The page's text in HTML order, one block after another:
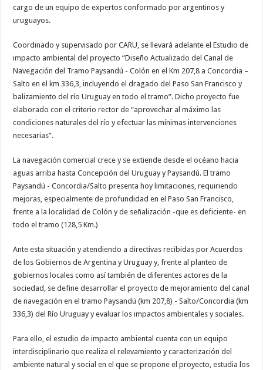
cargo de un equipo de expertos conformado por argentinos y
uruguayos.
Coordinado y supervisado por CARU, se llevará adelante el Estudio de
impacto ambiental del proyecto “Diseño Actualizado del Canal de
Navegación del Tramo Paysandú - Colón en el Km 207,8 a Concordia –
Salto en el km 336,3, incluyendo el dragado del Paso San Francisco y
balizamiento del río Uruguay en todo el tramo”. Dicho proyecto fue
elaborado con el criterio rector de “aprovechar al máximo las
condiciones naturales del río y efectuar las mínimas intervenciones
necesarias”.
La navegación comercial crece y se extiende desde el océano hacia
aguas arriba hasta Concepción del Uruguay y Paysandú. El tramo
Paysandú - Concordia/Salto presenta hoy limitaciones, requiriendo
mejoras, especialmente de profundidad en el Paso San Francisco,
frente a la localidad de Colón y de señalización -que es deficiente- en
todo el tramo (128,5 Km.)
Ante esta situación y atendiendo a directivas recibidas por Acuerdos
de los Gobiernos de Argentina y Uruguay y, frente al planteo de
gobiernos locales como así también de diferentes actores de la
sociedad, se define desarrollar el proyecto de mejoramiento del canal
de navegación en el tramo Paysandú (km 207,8) - Salto/Concordia (km
336,3) del Río Uruguay y evaluar los impactos ambientales y sociales.
Para ello, el estudio de impacto ambiental cuenta con un equipo
interdisciplinario que realiza el relevamiento y caracterización del
ambiente natural y social en el que se propone el proyecto, estudia los